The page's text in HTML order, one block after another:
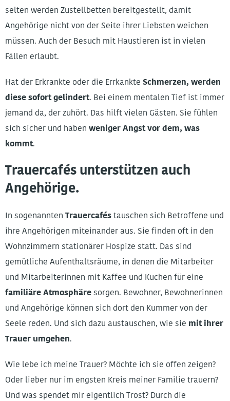
selten werden Zustellbetten bereitgestellt, damit
Angehörige nicht von der Seite ihrer Liebsten weichen
müssen. Auch der Besuch mit Haustieren ist in vielen
Fällen erlaubt.
Hat der Erkrankte oder die Errkankte Schmerzen, werden
diese sofort gelindert. Bei einem mentalen Tief ist immer
jemand da, der zuhört. Das hilft vielen Gästen. Sie fühlen
sich sicher und haben weniger Angst vor dem, was
kommt.
Trauercafés unterstützen auch
Angehörige.
In sogenannten Trauercafés tauschen sich Betroffene und
ihre Angehörigen miteinander aus. Sie finden oft in den
Wohnzimmern stationärer Hospize statt. Das sind
gemütliche Aufenthaltsräume, in denen die Mitarbeiter
und Mitarbeiterinnen mit Kaffee und Kuchen für eine
familiäre Atmosphäre sorgen. Bewohner, Bewohnerinnen
und Angehörige können sich dort den Kummer von der
Seele reden. Und sich dazu austauschen, wie sie mit ihrer
Trauer umgehen.
Wie lebe ich meine Trauer? Möchte ich sie offen zeigen?
Oder lieber nur im engsten Kreis meiner Familie trauern?
Und was spendet mir eigentlich Trost? Durch die